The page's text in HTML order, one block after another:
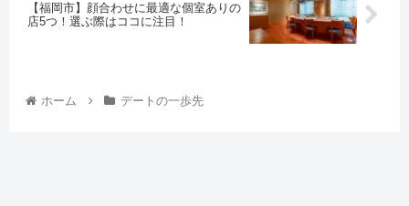
【福岡市】顔合わせに最適な個室ありの
店5つ！選ぶ際はココに注目！
ホーム デートの一歩先